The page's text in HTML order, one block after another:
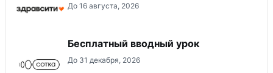
До 16 августа, 2026
Бесплатный вводный урок
До 31 декабря, 2026